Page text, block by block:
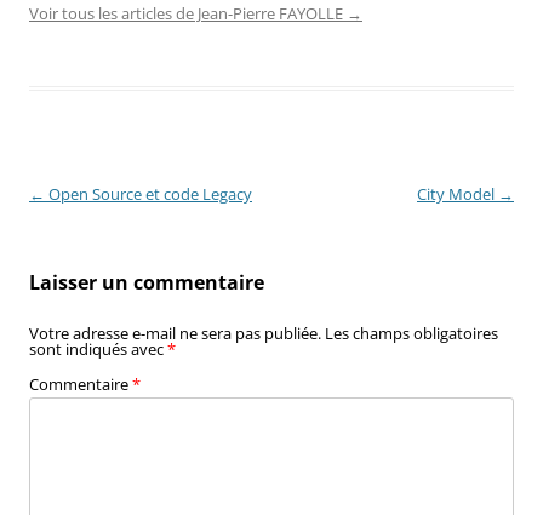
Voir tous les articles de Jean-Pierre FAYOLLE →
Navigation
← Open Source et code Legacy City Model →
Laisser un commentaire
Votre adresse e-mail ne sera pas publiée. Les champs obligatoires
sont indiqués avec*
Commentaire*